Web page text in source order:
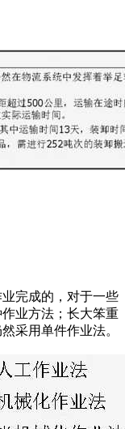
完成的，对于一些
业方法；长大笨重
采用单件作业法。